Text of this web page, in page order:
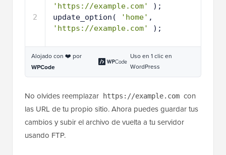
2
'https://example.com'
);
update_option(
'home'
'https://example.com'
);
Alojado con ❤️ por
WPCode
Uso en 1 clic en
WordPress
No olvides reemplazar https://example.com con
las URL de tu propio sitio. Ahora puedes guardar tus
cambios y subir el archivo de vuelta a tu servidor
usando FTP.